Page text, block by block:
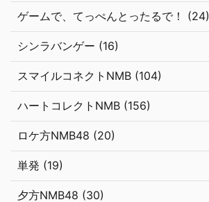
ゲームで、てっぺんとったるで！ (24)
シンラバンゲー (16)
スマイルコネクトNMB (104)
ハートコレクトNMB (156)
ロケ方NMB48 (20)
単発 (19)
夕方NMB48 (30)